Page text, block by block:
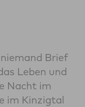
Brief
Leben und
Nacht im
im Kinzigtal